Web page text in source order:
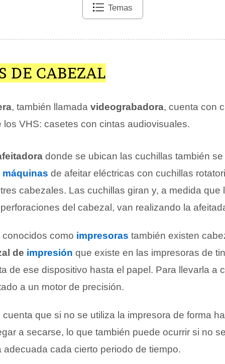
Temas
DE CABEZAL
, también llamada videograbadora, cuenta con
VHS: casetes con cintas audiovisuales.
donde se ubican las cuchillas también
máquinas de afeitar eléctricas con cuchillas
cabezales. Las cuchillas giran y, a medida que
del cabezal, van realizando la
como impresoras también existen
de impresión que existe en las impresoras de
de ese dispositivo hasta el papel. Para llevarla a
a un motor de precisión.
que si no se utiliza la impresora de forma
a secarse, lo que también puede ocurrir si no
adecuada cada cierto periodo de tiempo.